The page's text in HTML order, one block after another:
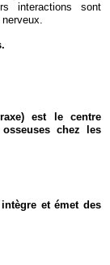
interactions sont
est le centre
chez les
et émet des